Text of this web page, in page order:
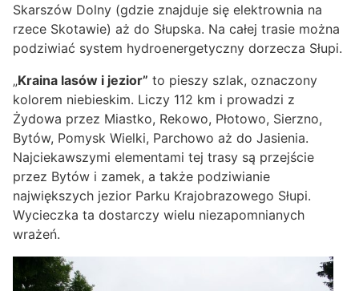
Skarszów Dolny (gdzie znajduje się elektrownia na
rzece Skotawie) aż do Słupska. Na całej trasie można
podziwiać system hydroenergetyczny dorzecza Słupi.
„Kraina lasów i jezior” to pieszy szlak, oznaczony
kolorem niebieskim. Liczy 112 km i prowadzi z
Żydowa przez Miastko, Rekowo, Płotowo, Sierzno,
Bytów, Pomysk Wielki, Parchowo aż do Jasienia.
Najciekawszymi elementami tej trasy są przejście
przez Bytów i zamek, a także podziwianie
największych jezior Parku Krajobrazowego Słupi.
Wycieczka ta dostarczy wielu niezapomnianych
wrażeń.